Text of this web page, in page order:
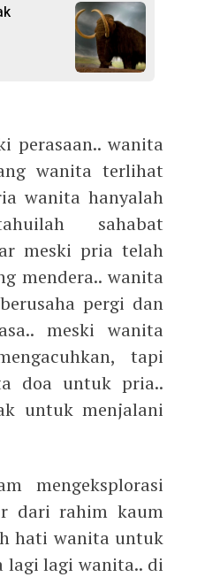
perasaan.. wanita
wanita terlihat
wanita hanyalah
sahabat
meski pria telah
mendera.. wanita
pergi dan
meski wanita
tapi
doa untuk pria..
untuk menjalani
mengeksplorasi
dari rahim kaum
hati wanita untuk
lagi lagi wanita.. di